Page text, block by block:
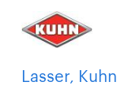
Lasser, Kuhn